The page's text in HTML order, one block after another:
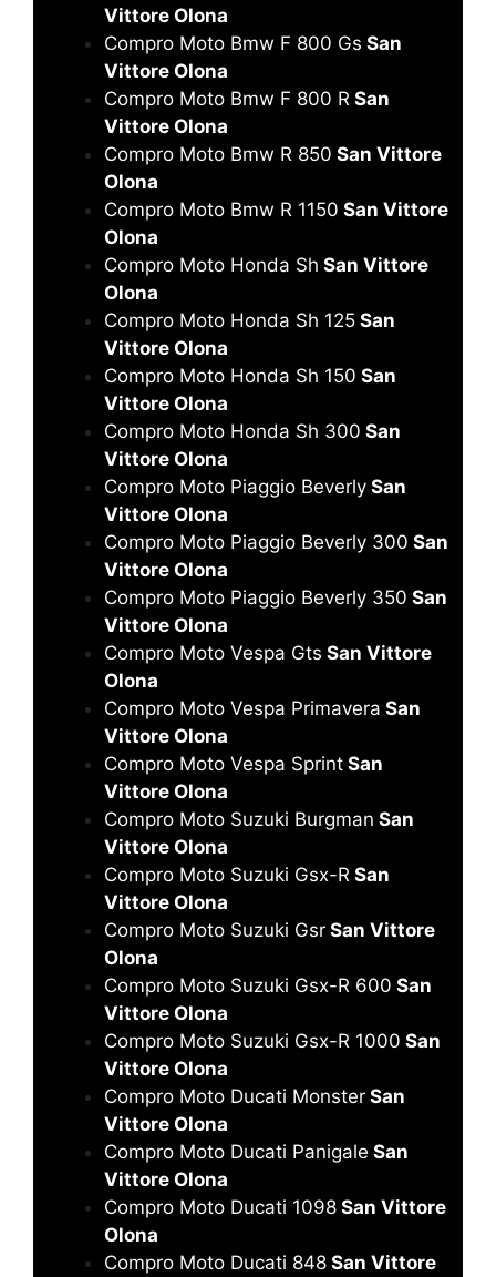
Vittore Olona
Compro Moto Bmw F 800 Gs San
Vittore Olona
Compro Moto Bmw F 800 R San
Vittore Olona
Compro Moto Bmw R 850 San Vittore
Olona
Compro Moto Bmw R 1150 San Vittore
Olona
Compro Moto Honda Sh San Vittore
Olona
Compro Moto Honda Sh 125 San
Vittore Olona
Compro Moto Honda Sh 150 San
Vittore Olona
Compro Moto Honda Sh 300 San
Vittore Olona
Compro Moto Piaggio Beverly San
Vittore Olona
Compro Moto Piaggio Beverly 300 San
Vittore Olona
Compro Moto Piaggio Beverly 350 San
Vittore Olona
Compro Moto Vespa Gts San Vittore
Olona
Compro Moto Vespa Primavera San
Vittore Olona
Compro Moto Vespa Sprint San
Vittore Olona
Compro Moto Suzuki Burgman San
Vittore Olona
Compro Moto Suzuki Gsx-R San
Vittore Olona
Compro Moto Suzuki Gsr San Vittore
Olona
Compro Moto Suzuki Gsx-R 600 San
Vittore Olona
Compro Moto Suzuki Gsx-R 1000 San
Vittore Olona
Compro Moto Ducati Monster San
Vittore Olona
Compro Moto Ducati Panigale San
Vittore Olona
Compro Moto Ducati 1098 San Vittore
Olona
Compro Moto Ducati 848 San Vittore